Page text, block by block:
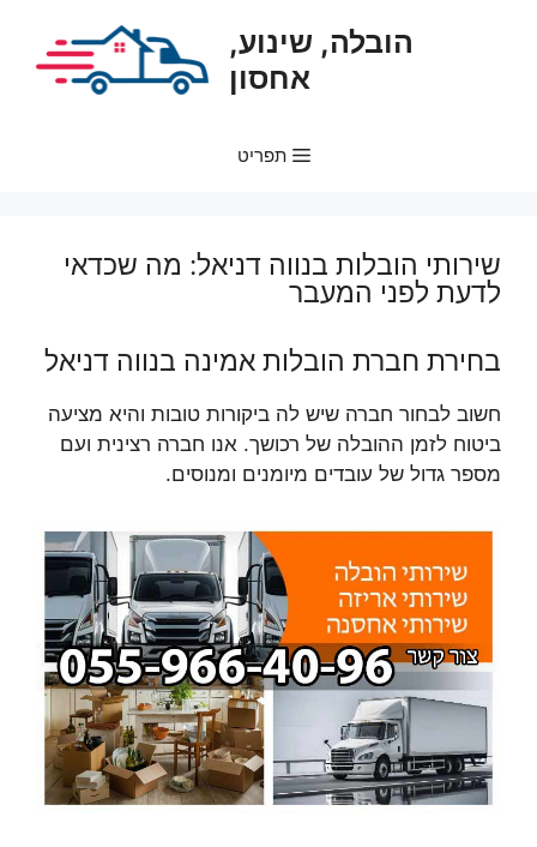
הובלה, שינוע,
אחסון
תפריט
שירותי הובלות בנווה דניאל: מה שכדאי
לדעת לפני המעבר
בחירת חברת הובלות אמינה בנווה דניאל
חשוב לבחור חברה שיש לה ביקורות טובות והיא מציעה
ביטוח לזמן ההובלה של רכושך. אנו חברה רצינית ועם
מספר גדול של עובדים מיומנים ומנוסים.